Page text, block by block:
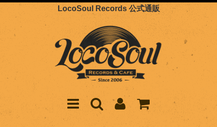
LocoSoul Records 公式通販